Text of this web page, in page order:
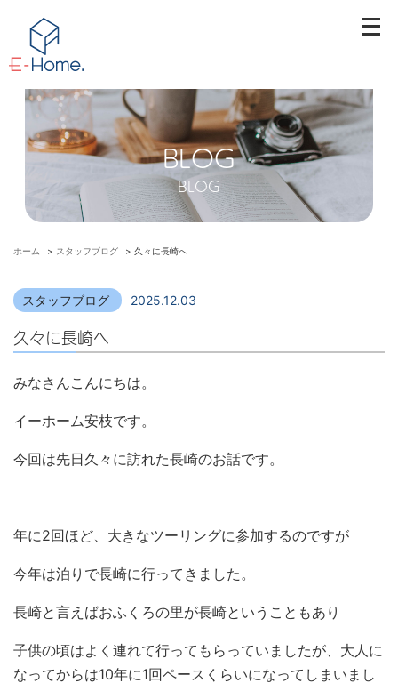
メ
ー
BLOG
BLOG
ホーム > スタッフブログ > 久々に長崎へ
スタッフブログ 2025.12.03
久々に長崎へ
みなさんこんにちは。
イーホーム安枝です。
今回は先日久々に訪れた長崎のお話です。
年に2回ほど、大きなツーリングに参加するのですが
今年は泊りで長崎に行ってきました。
長崎と言えばおふくろの里が長崎ということもあり
子供の頃はよく連れて行ってもらっていましたが、大人に
なってからは10年に1回ペースくらいになってしまいまし